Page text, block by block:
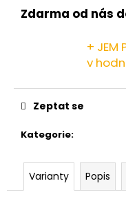
Zdarma od nás
+ JEM
v
Kategorie:
Zeptat se
Varianty Popis
č
e